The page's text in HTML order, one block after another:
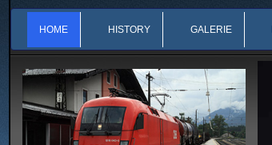
HOME HISTORY GALERIE